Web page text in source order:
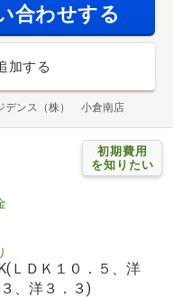
合わせする
加する
デンス（株） 小倉南店
初期費用
を知りたい
ＬＤＫ１０．５、洋
、洋３．３)